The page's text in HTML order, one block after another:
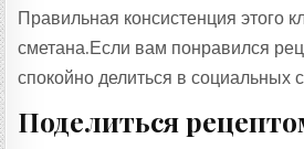
Правильная консистенция этого
сметана.Если вам понравился
спокойно делиться в социальных
Поделиться